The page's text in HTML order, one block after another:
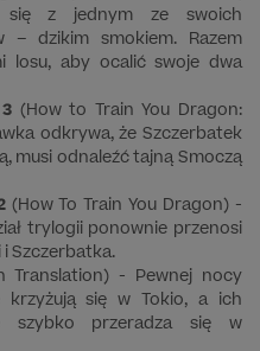
się z jednym ze swoich
– dzikim smokiem. Razem
losu, aby ocalić swoje dwa
(How to Train You Dragon:
odkrywa, że Szczerbatek
musi odnaleźć tajną Smoczą
(How To Train You Dragon) -
trylogii ponownie przenosi
Szczerbatka.
Translation) - Pewnej nocy
się w Tokio, a ich
szybko przeradza się w